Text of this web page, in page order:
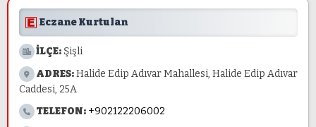
Eczane Kurtulan
İLÇE: Şişli
ADRES:Halide Edip Adıvar Mahallesi, Halide Edip Adıvar
Caddesi, 25A
TELEFON: +902122206002